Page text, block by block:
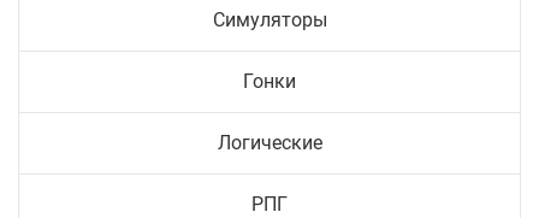
Симуляторы
Гонки
Логические
РПГ